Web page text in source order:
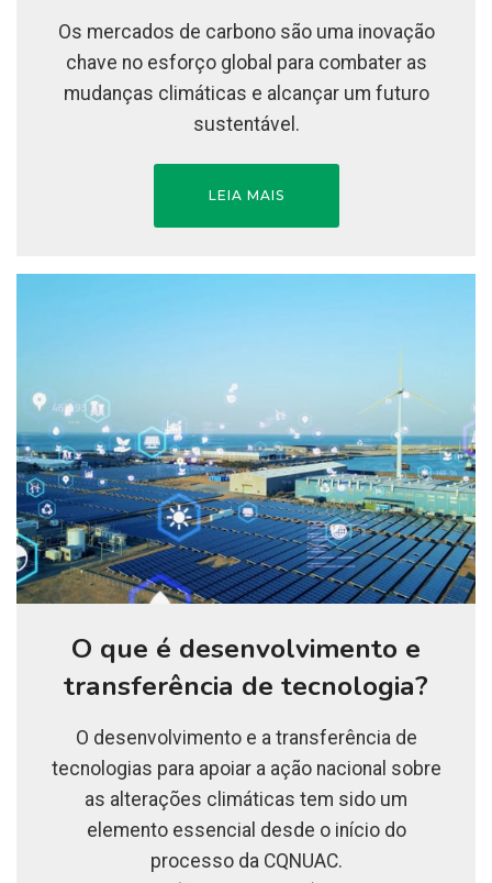
Os mercados de carbono são uma inovação
chave no esforço global para combater as
mudanças climáticas e alcançar um futuro
sustentável.
LEIA MAIS
O que é desenvolvimento e
transferência de tecnologia?
O desenvolvimento e a transferência de
tecnologias para apoiar a ação nacional sobre
as alterações climáticas tem sido um
elemento essencial desde o início do
processo da CQNUAC.